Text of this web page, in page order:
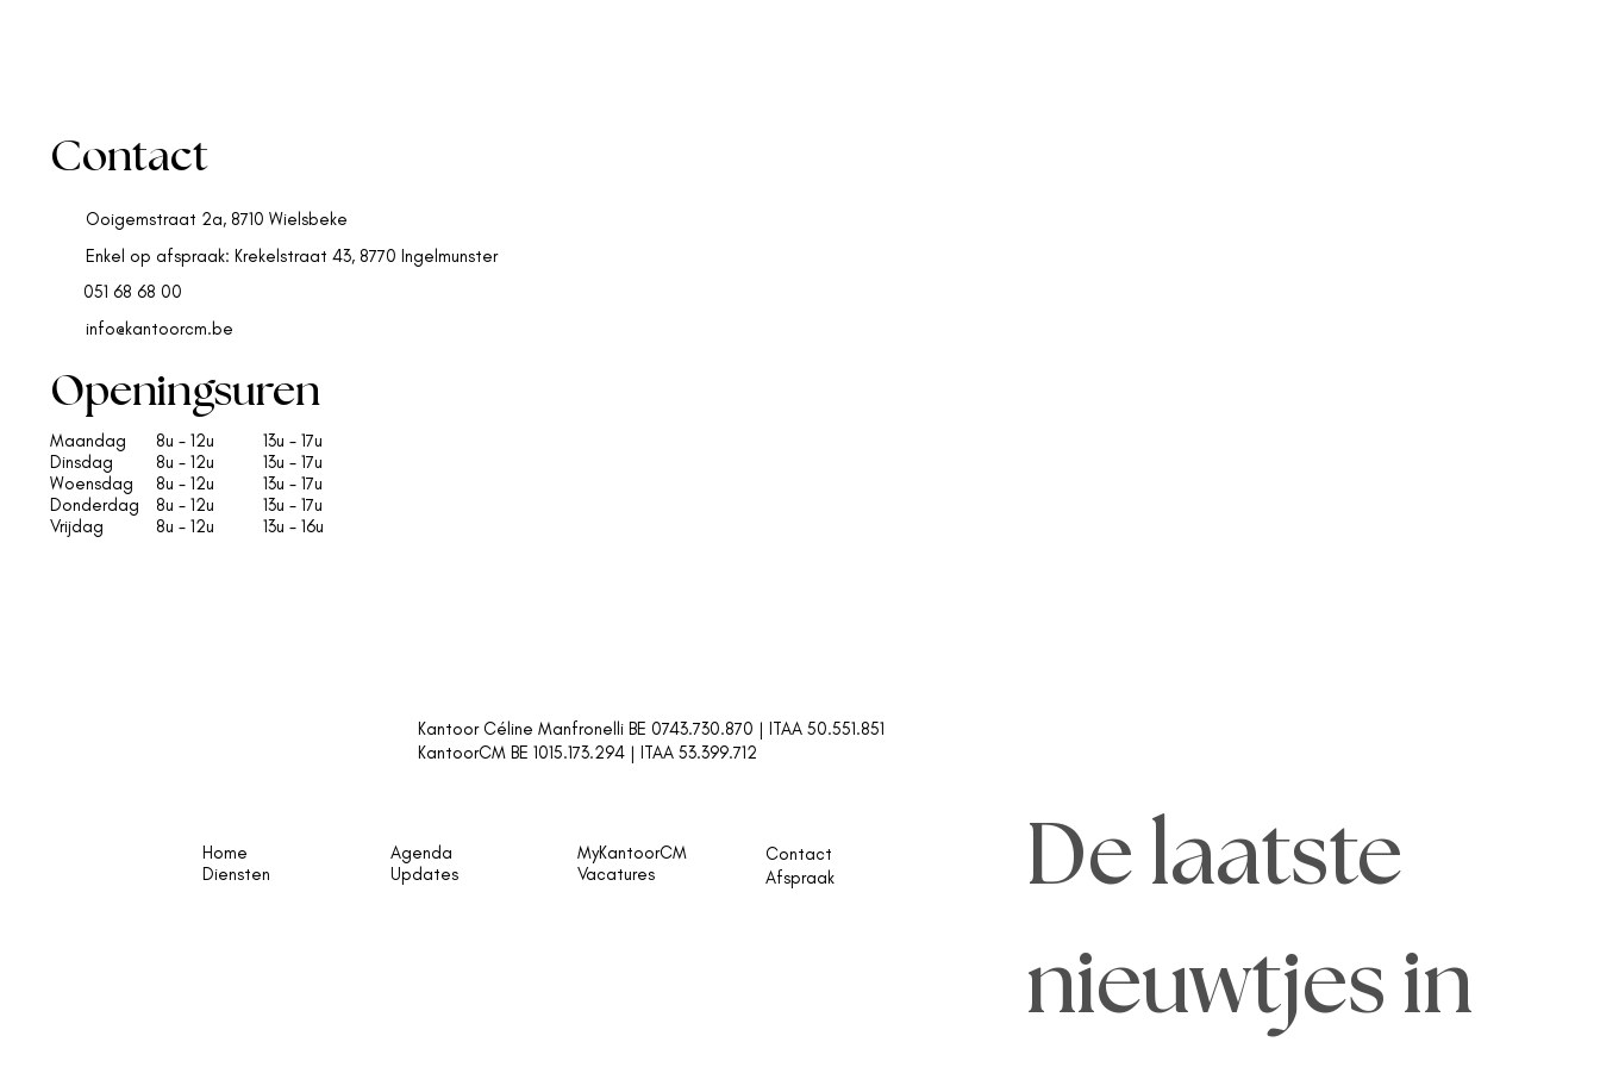
Ooigemstraat 2a, 8710 Wielsbeke
Enkel op afspraak: Krekelstraat 43, 8770 Ingelmunster
051 68 68 00
info@kantoorcm.be
Contact
Openingsuren
Maandag
Dinsdag
Woensdag
Donderdag
Vrijdag
8u - 12u
8u - 12u​
8u - 12u​
8u - 12u​
8u - 12u​
13u - 17u
13u - 17u
13u - 17u
13u - 17u
13u - 16u
Kantoor Céline Manfronelli BE 0743.730.870 | ITAA 50.551.851
KantoorCM BE 1015.173.294 |ITAA 53.399.712
Contact
Afspraak
MyKantoorCM
Vacatures
Agenda
Updates
Home
Diensten
De laatste
nieuwtjes in